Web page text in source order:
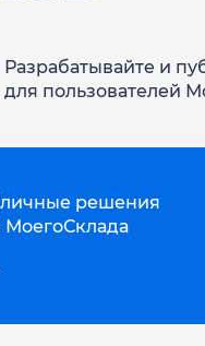
Разрабатывайте и
для пользователей
решения
МоегоСклада